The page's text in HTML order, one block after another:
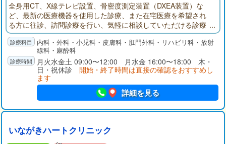
全身用CT、X線テレビ設置、骨密度測定装置（DXEA装置）な
ど、最新の医療機器を使用した診療、また在宅医療を希望され
る方に往診、訪問診療を行い、気軽に相談していただける診療
所を目指します。
内科・外科・小児科・皮膚科・肛門外科・リハビリ科・放射
線科・麻酔科
月火水金土 09:00〜12:00 月水金 16:00〜18:00 木・
日・祝休診 開始・終了時間は直接の確認をおすすめし
ます
詳細を見る
いながきハートクリニック